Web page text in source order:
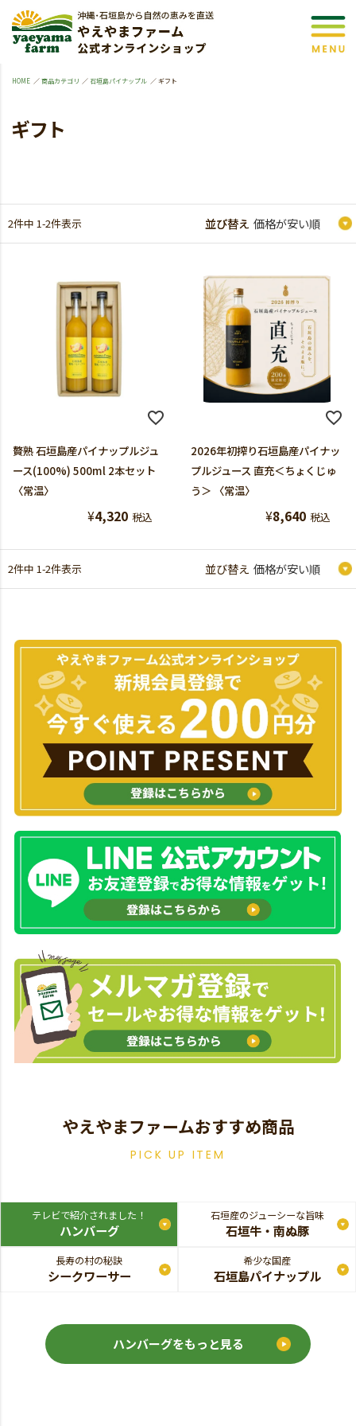
HOME 商品カテゴリ 石垣島パイナップル ギフト
ギフト
2件中 1-2件表示
贅熟 石垣島産パイナップルジュ
ース(100%) 500ml 2本セット
〈常温〉
¥4,320 税込
2026年初搾り石垣島産パイナッ
プルジュース 直充＜ちょくじゅ
う＞ 〈常温〉
¥8,640 税込
2件中 1-2件表示
やえやまファームおすすめ商品
PICK UP ITEM
テレビで紹介されました！
ハンバーグ
石垣産のジューシーな旨味
石垣牛・南ぬ豚
長寿の村の秘訣
シークワーサー
希少な国産
石垣島パイナップル
ハンバーグをもっと見る